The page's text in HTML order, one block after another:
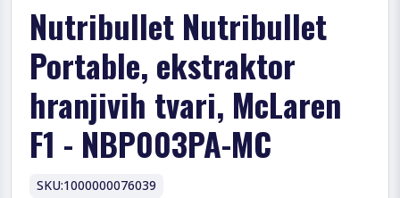
Nutribullet Nutribullet
Portable, ekstraktor
hranjivih tvari, McLaren
F1 - NBP003PA-MC
SKU:1000000076039